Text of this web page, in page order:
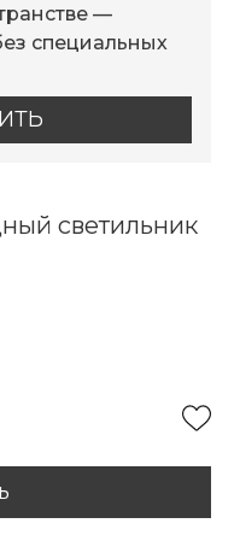
—
специальных
светильник